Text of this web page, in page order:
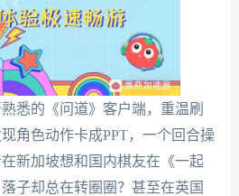
悉的《问道》客户端，重温刷
角色动作卡成PPT，一个回合操
新加坡想和国内棋友在《一起
子却总在转圈圈？甚至在英国